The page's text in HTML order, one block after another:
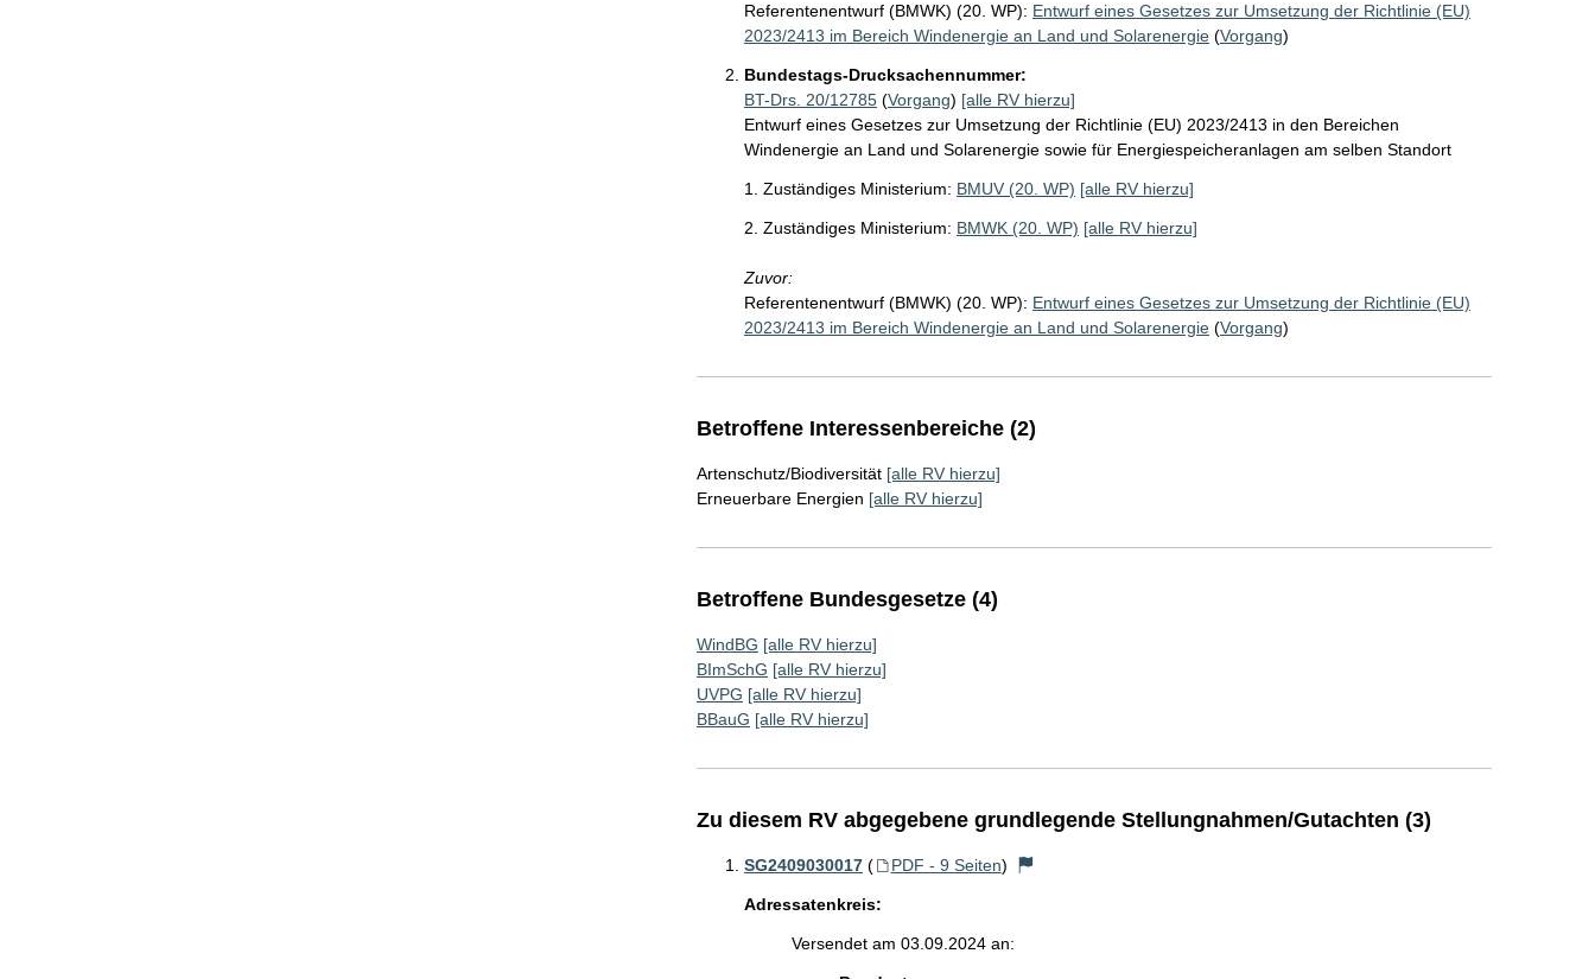
Referentenentwurf (BMWK) (20. WP): Entwurf eines Gesetzes zur Umsetzung der Richtlinie (EU)
2023/2413 im Bereich Windenergie an Land und Solarenergie(Vorgang)
Bundestags-Drucksachennummer:
BT-Drs. 20/12785(Vorgang) [alle RV hierzu]
Entwurf eines Gesetzes zur Umsetzung der Richtlinie (EU) 2023/2413 in den Bereichen
Windenergie an Land und Solarenergie sowie für Energiespeicheranlagen am selben Standort
1. Zuständiges Ministerium: BMUV (20. WP) [alle RV hierzu]
2. Zuständiges Ministerium: BMWK (20. WP) [alle RV hierzu]
Zuvor:
Referentenentwurf (BMWK) (20. WP): Entwurf eines Gesetzes zur Umsetzung der Richtlinie (EU)
2023/2413 im Bereich Windenergie an Land und Solarenergie(Vorgang)
Betroffene Interessenbereiche (2)
Artenschutz/Biodiversität [alle RV hierzu]
Erneuerbare Energien [alle RV hierzu]
Betroffene Bundesgesetze (4)
WindBG [alle RV hierzu]
BImSchG [alle RV hierzu]
UVPG [alle RV hierzu]
BBauG [alle RV hierzu]
Zu diesem RV abgegebene grundlegende Stellungnahmen/Gutachten (3)
SG2409030017 ( PDF - 9 Seiten)
Adressatenkreis:
Versendet am 03.09.2024 an: